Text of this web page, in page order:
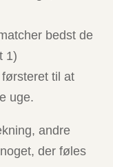
bedst de
1)
til at
uge.
andre
der føles